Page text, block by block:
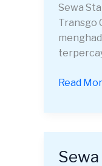
Sewa
Transgo
Read
Sewa